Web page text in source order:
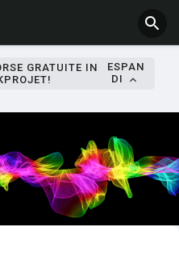
GRATUITE IN
ESPAN
DI